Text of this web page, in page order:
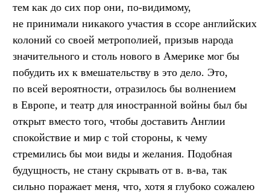
тем как до сих пор они, по-видимому,
не принимали никакого участия в ссоре английских
колоний со своей метрополией, призыв народа
значительного и столь нового в Америке мог бы
побудить их к вмешательству в это дело. Это,
по всей вероятности, отразилось бы волнением
в Европе, и театр для иностранной войны был бы
открыт вместо того, чтобы доставить Англии
спокойствие и мир с той стороны, к чему
стремились бы мои виды и желания. Подобная
будущность, не стану скрывать от в. в-ва, так
сильно поражает меня, что, хотя я глубоко сожалею